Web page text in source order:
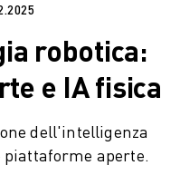
robotica:
e IA fisica
dell'intelligenza
aperte.